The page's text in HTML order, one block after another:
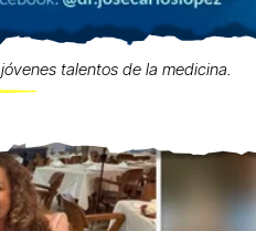
talentos de la medicina.